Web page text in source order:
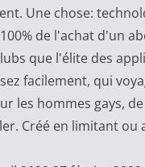
Une chose:
de l'achat d'un
que l'élite des
facilement, qui
les hommes gays,
Créé en limitant